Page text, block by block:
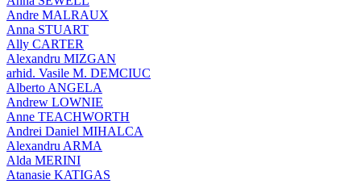
Andre MALRAUX
Anna STUART
Ally CARTER
Alexandru MIZGAN
arhid. Vasile M. DEMCIUC
Alberto ANGELA
Andrew LOWNIE
Anne TEACHWORTH
Andrei Daniel MIHALCA
Alexandru ARMA
Alda MERINI
Atanasie KATIGAS